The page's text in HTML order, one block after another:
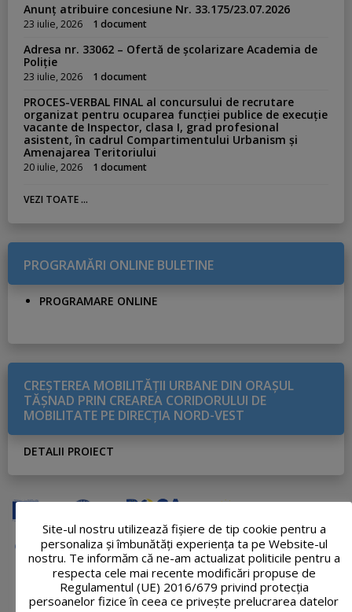
Anunț atribuire concesiune Nr. 33.175/23.07.2026
23 iulie, 2026 1 document
Adresa nr. 33062 – Ofertă de școlarizare Academia de
Poliție
23 iulie, 2026 1 document
PROCES-VERBAL FINAL al concursului de recrutare
organizat pentru ocuparea funcției publice de execuție
vacante de Inspector, clasa I, grad profesional
asistent, în cadrul Compartimentului Urbanism și
Amenajarea Teritoriului
20 iulie, 2026 1 document
VEZI TOATE ...
PROGRAMĂRI ONLINE BULETINE
PROGRAMARE ONLINE
CREŞTEREA MOBILITĂŢII URBANE DIN ORAŞUL
TĂŞNAD PRIN CREAREA CORIDORULUI DE
MOBILITATE PE DIRECŢIA NORD-VEST
DETALII PROIECT
Site-ul nostru utilizează fişiere de tip cookie pentru a
personaliza și îmbunătăți experiența ta pe Website-ul
nostru. Te informăm că ne-am actualizat politicile pentru a
respecta cele mai recente modificări propuse de
Regulamentul (UE) 2016/679 privind protecția
persoanelor fizice în ceea ce privește prelucrarea datelor